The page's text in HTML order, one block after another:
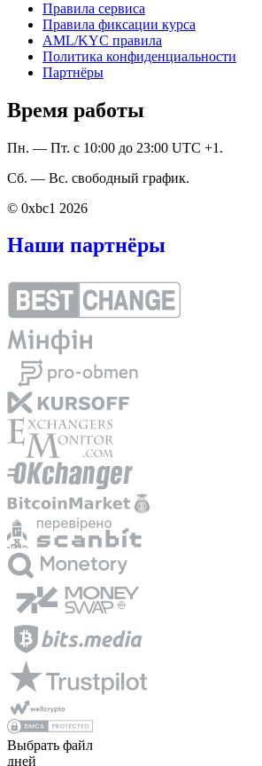
Правила сервиса
Правила фиксации курса
AML/KYC правила
Политика конфиденциальности
Партнёры
Время работы
Пн. — Пт. с 10:00 до 23:00 UTC +1.
Сб. — Вс. свободный график.
© 0xbc1 2026
Наши партнёры
Выбрать файл
дней